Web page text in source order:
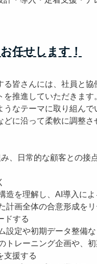
任せします！
る皆さんには、社員と
推進していただきます
なテーマに取り組んで
どに沿って柔軟に調整
、日常的な顧客との接
を理解し、AI導入によ
画全体の合意形成をリ
ドする
定や初期データ整備な
レーニング企画や、初
支援する